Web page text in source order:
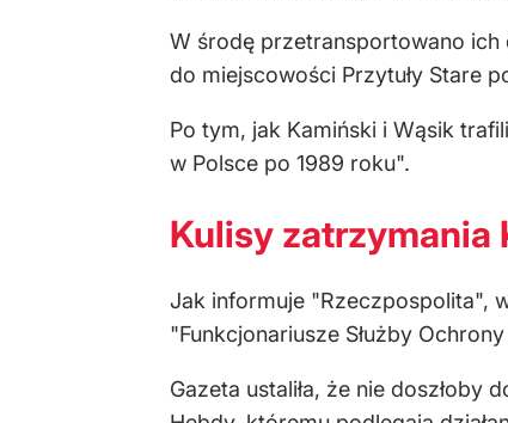
W środę przetransportowano ich
do miejscowości Przytuły Stare
Po tym, jak Kamiński i Wąsik
w Polsce po 1989 roku".
Kulisy zatrzymania
Jak informuje "Rzeczpospolita",
"Funkcjonariusze Służby
Gazeta ustaliła, że nie doszłoby